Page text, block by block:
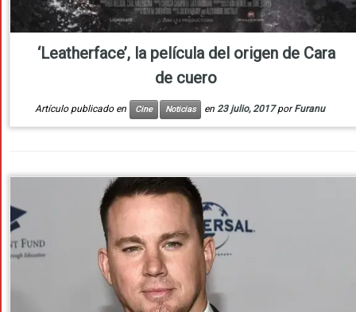
‘Leatherface’, la película del origen de Cara
de cuero
Artículo publicado en Cine Noticias en 23 julio, 2017 porFuranu